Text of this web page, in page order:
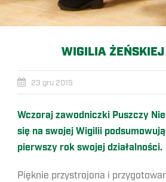
WIGILIA
23 gru 2015
Wczoraj zawodniczki Puszczy
się na swojej Wigilii
pierwszy rok swojej działalności.
Pięknie przystrojona i